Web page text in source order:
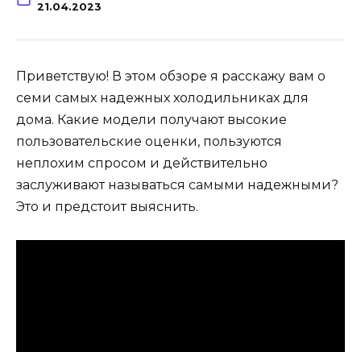
21.04.2023
Приветствую! В этом обзоре я расскажу вам о
семи самых надежных холодильниках для
дома. Какие модели получают высокие
пользовательские оценки, пользуются
неплохим спросом и действительно
заслуживают называться самыми надежными?
Это и предстоит выяснить.